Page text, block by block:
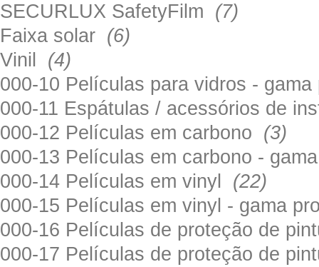
SECURLUX SafetyFilm (7)
Faixa solar (6)
Vinil (4)
000-10 Películas para vidros -
000-11 Espátulas / acessórios de
000-12 Películas em carbono (3)
000-13 Películas em carbono -
000-14 Películas em vinyl (22)
000-15 Películas em vinyl - gama
000-16 Películas de proteção de
000-17 Películas de proteção de